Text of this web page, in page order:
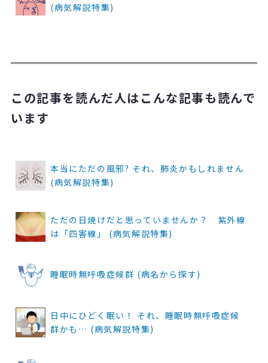
(病気解説特集)
この記事を読んだ人はこんな記事も読んで
います
本当にただの風邪? それ、肺炎かもしれません
(病気解説特集)
ただの日焼けだと思っていませんか？ 紫外線
は「四害線」 (病気解説特集)
睡眠時無呼吸症候群 (病名から探す)
日中にひどく眠い！ それ、睡眠時無呼吸症候
群かも… (病気解説特集)